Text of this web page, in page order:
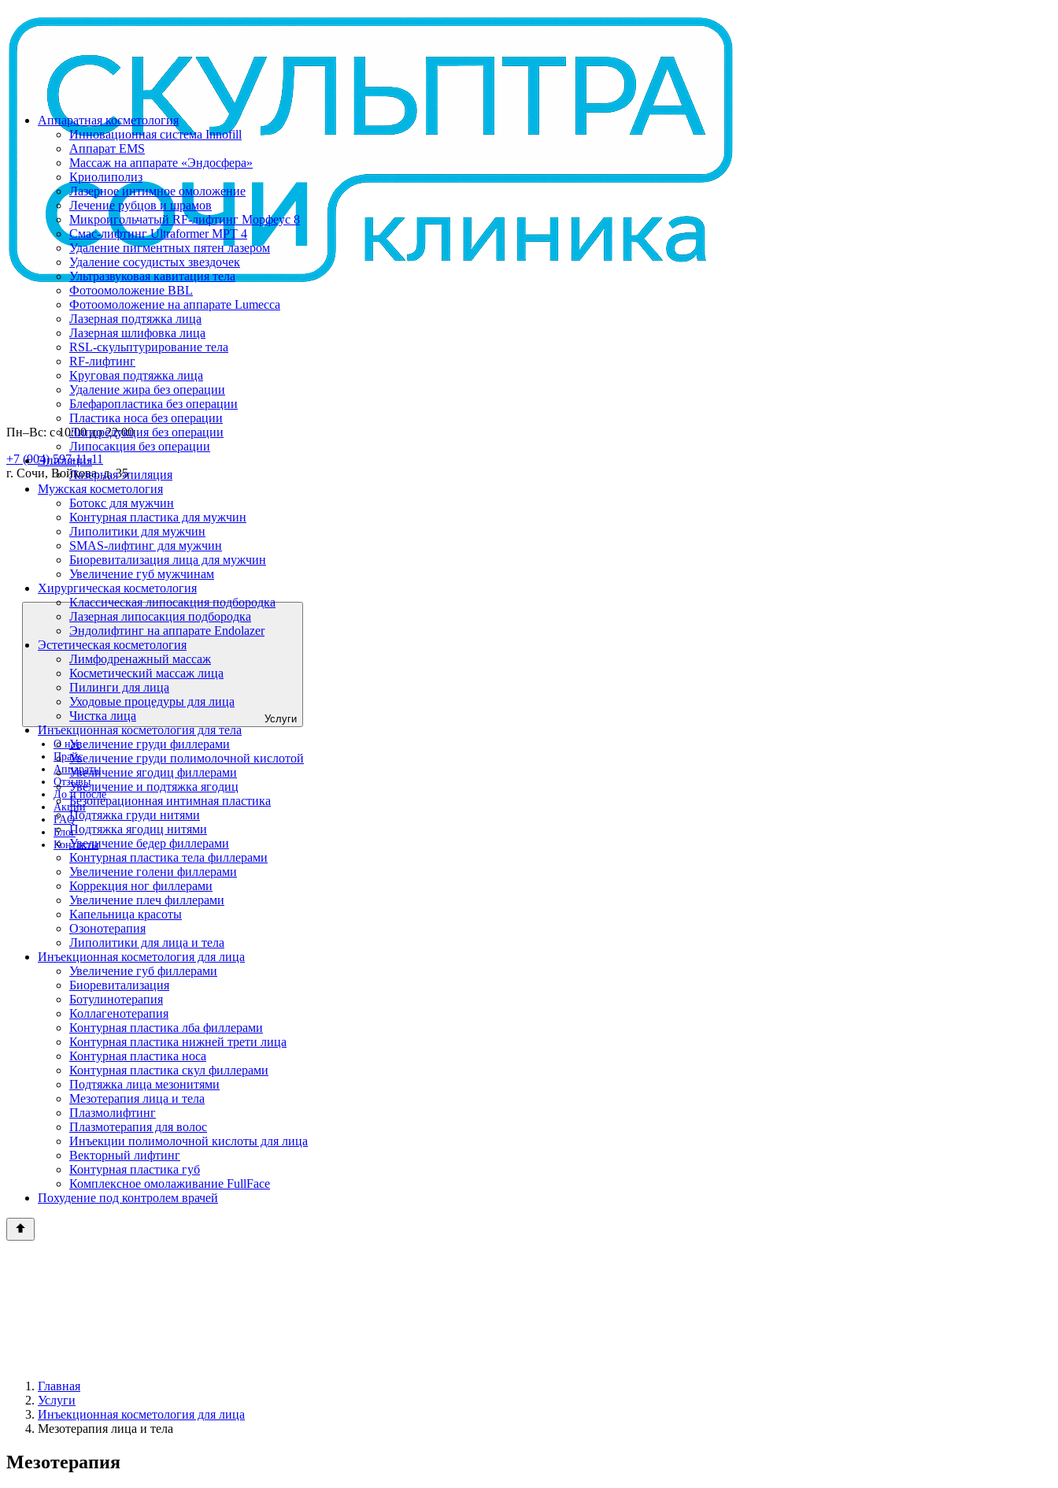
Пн–Вс: с 10:00 до 22:00
+7 (904) 597-11-11
г. Сочи, Войкова, д. 35
Услуги
О нас
Прайс
Аппараты
Отзывы
До и после
Акции
FAQ
Блог
Контакты
Аппаратная косметология
Инновационная система Innofill
Аппарат EMS
Массаж на аппарате «Эндосфера»
Криолиполиз
Лазерное интимное омоложение
Лечение рубцов и шрамов
Микроигольчатый RF-лифтинг Морфеус 8
Смас-лифтинг Ultraformer MPT 4
Удаление пигментных пятен лазером
Удаление сосудистых звездочек
Ультразвуковая кавитация тела
Фотоомоложение BBL
Фотоомоложение на аппарате Lumecca
Лазерная подтяжка лица
Лазерная шлифовка лица
RSL-скульптурирование тела
RF-лифтинг
Круговая подтяжка лица
Удаление жира без операции
Блефаропластика без операции
Пластика носа без операции
Липоредукция без операции
Липосакция без операции
Эпиляция
Лазерная эпиляция
Мужская косметология
Ботокс для мужчин
Контурная пластика для мужчин
Липолитики для мужчин
SMAS-лифтинг для мужчин
Биоревитализация лица для мужчин
Увеличение губ мужчинам
Хирургическая косметология
Классическая липосакция подбородка
Лазерная липосакция подбородка
Эндолифтинг на аппарате Endolazer
Эстетическая косметология
Лимфодренажный массаж
Косметический массаж лица
Пилинги для лица
Уходовые процедуры для лица
Чистка лица
Инъекционная косметология для тела
Увеличение груди филлерами
Увеличение груди полимолочной кислотой
Увеличение ягодиц филлерами
Увеличение и подтяжка ягодиц
Безоперационная интимная пластика
Подтяжка груди нитями
Подтяжка ягодиц нитями
Увеличение бедер филлерами
Контурная пластика тела филлерами
Увеличение голени филлерами
Коррекция ног филлерами
Увеличение плеч филлерами
Капельница красоты
Озонотерапия
Липолитики для лица и тела
Инъекционная косметология для лица
Увеличение губ филлерами
Биоревитализация
Ботулинотерапия
Коллагенотерапия
Контурная пластика лба филлерами
Контурная пластика нижней трети лица
Контурная пластика носа
Контурная пластика скул филлерами
Подтяжка лица мезонитями
Мезотерапия лица и тела
Плазмолифтинг
Плазмотерапия для волос
Инъекции полимолочной кислоты для лица
Векторный лифтинг
Контурная пластика губ
Комплексное омолаживание FullFace
Похудение под контролем врачей
Главная
Услуги
Инъекционная косметология для лица
Мезотерапия лица и тела
Мезотерапия